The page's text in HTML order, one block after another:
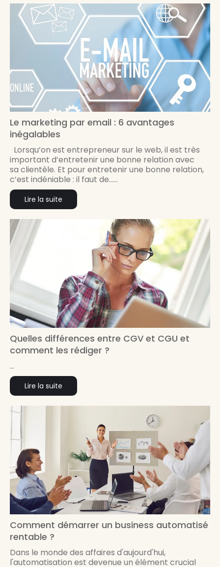
Le marketing par email : 6 avantages
inégalables
Lorsqu’on est entrepreneur sur le web, il est très
important d’entretenir une bonne relation avec
sa clientèle. Et pour entretenir une bonne relation,
c’est indéniable : il faut de......
Lire la suite
Quelles différences entre CGV et CGU et
comment les rédiger ?
...
Lire la suite
Comment démarrer un business automatisé
rentable ?
Dans le monde des affaires d'aujourd'hui,
l'automatisation est devenue un élément crucial